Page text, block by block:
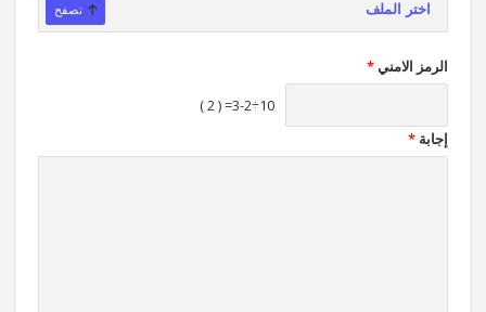
اختر الملف تصفح
الرمز الامني*
10÷3-2= ( 2 )
إجابة *